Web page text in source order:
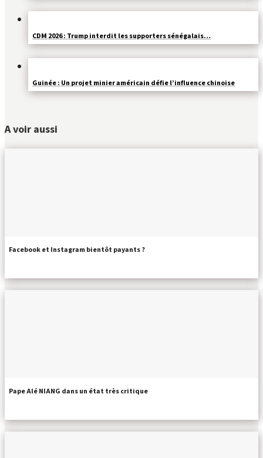
CDM 2026 : Trump interdit les supporters sénégalais…
Guinée : Un projet minier américain défie l’influence chinoise
A voir aussi
Facebook et Instagram bientôt payants ?
Pape Alé NIANG dans un état très critique